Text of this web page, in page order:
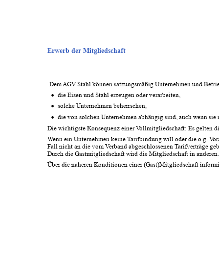
Erwerb der Mitgliedschaft
Dem AGV Stahl können satzungsmäßig Unternehmen und
• die Eisen und Stahl erzeugen oder verarbeiten,
• solche Unternehmen beherrschen,
• die von solchen Unternehmen abhängig sind, auch wenn
Die wichtigste Konsequenz einer Vollmitgliedschaft: Es gelten
Wenn ein Unternehmen keine Tarifbindung will oder die o.g.
Fall nicht an die vom Verband abgeschlossenen Tarifverträge
Durch die Gastmitgliedschaft wird die Mitgliedschaft in
Über die näheren Konditionen einer (Gast)Mitgliedschaft